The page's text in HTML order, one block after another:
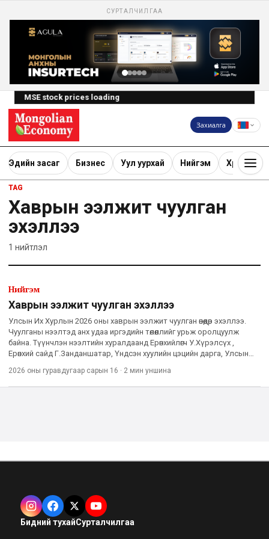
СУРТАЛЧИЛГАА
MSE stock prices loading
Захиалга
Эдийн засаг Бизнес Уул уурхай Нийгэм Хөрөнгө
TAG
Хаврын ээлжит чуулган
эхэллээ
1 нийтлэл
Нийгэм
Хаврын ээлжит чуулган эхэллээ
Улсын Их Хурлын 2026 оны хаврын ээлжит чуулган өнөөдөр эхэллээ.
Чуулганы нээлтэд анх удаа иргэдийн төлөөллийг урьж оролцуулж
байна. Түүнчлэн нээлтийн хуралдаанд Ерөнхийлөгч У.Хүрэлсүх ,
Ерөнхий сайд Г.Занданшатар, Үндсэн хуулийн цэцийн дарга, Улсын
2026 оны гуравдугаар сарын 16 · 2 мин уншина
Бидний тухайСурталчилгаа